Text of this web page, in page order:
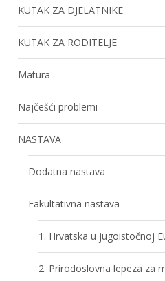
KUTAK ZA DJELATNIKE
KUTAK ZA RODITELJE
Matura
Najčešći problemi
NASTAVA
Dodatna nastava
Fakultativna nastava
1. Hrvatska u jugoistočnoj
2. Prirodoslovna lepeza za